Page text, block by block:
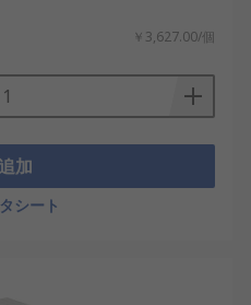
￥3,627.00/個
加
シート